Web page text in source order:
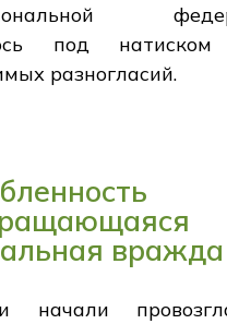
под
разногласий.
вражда
начали